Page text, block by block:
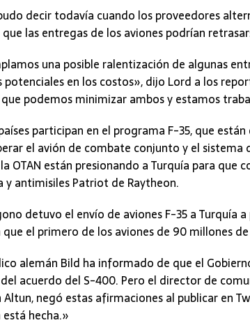
decir todavía cuando los proveedores
las entregas de los aviones podrían
una posible ralentización de algunas
en los costos», dijo Lord a los
podemos minimizar ambos y estamos
participan en el programa F-35, que
el avión de combate conjunto y el sistema
OTAN están presionando a Turquía para que
y antimisiles Patriot de Raytheon.
detuvo el envío de aviones F-35 a Turquía
que el primero de los aviones de 90 millones
alemán Bild ha informado de que el
acuerdo del S-400. Pero el director de
negó estas afirmaciones al publicar en
hecha.»